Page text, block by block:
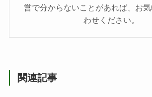
営で分からないことがあれば、お
わせください。
関連記事